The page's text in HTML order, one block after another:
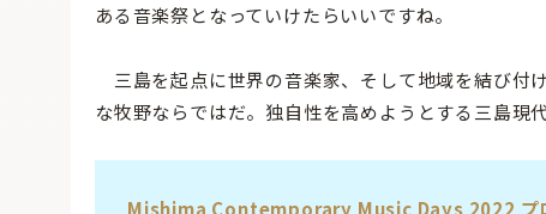
ある音楽祭となっていけたらいいですね。
三島を起点に世界の音楽家、そして地域を結び付
な牧野ならではだ。独自性を高めようとする三島現
Mishima Contemporary Music Days 2022 プ